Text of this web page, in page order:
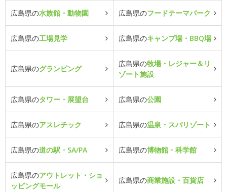
広島県の水族館・動物園 広島県のフードテーマパーク
広島県の工場見学 広島県のキャンプ場・BBQ場
広島県のグランピング
広島県の牧場・レジャー＆リ
ゾート施設
広島県のタワー・展望台 広島県の公園
広島県のアスレチック 広島県の温泉・スパリゾート
広島県の道の駅・SA/PA 広島県の博物館・科学館
広島県のアウトレット・ショ
ッピングモール
広島県の商業施設・百貨店